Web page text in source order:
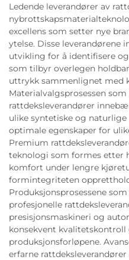
Ledende leverandører av
excellens som setter nye
ytelse. Disse leverandørene
utvikling for å identifisere
som tilbyr overlegen
uttrykk sammenlignet med
Materialvalgsprosessen
rattdeksleverandører
ulike syntetiske og
optimale egenskaper for
Premium
teknologi som formes etter
komfort under lengre
formintegriteten
Produksjonsprosessene
profesjonelle
presisjonsmaskineri og
konsekvent kvalitetskontroll
produksjonsforløpene.
erfarne